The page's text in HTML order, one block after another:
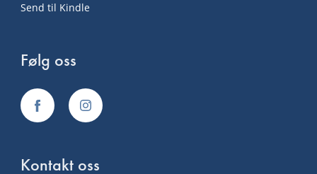
Send til Kindle
Følg oss
Kontakt oss